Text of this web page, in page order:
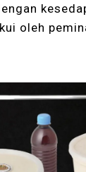
oleh